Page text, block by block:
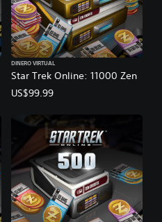
Star Trek Online: 11000 Zen
DINERO VIRTUAL
US$99.99